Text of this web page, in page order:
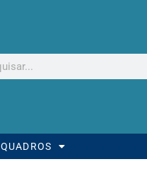
QUADROS